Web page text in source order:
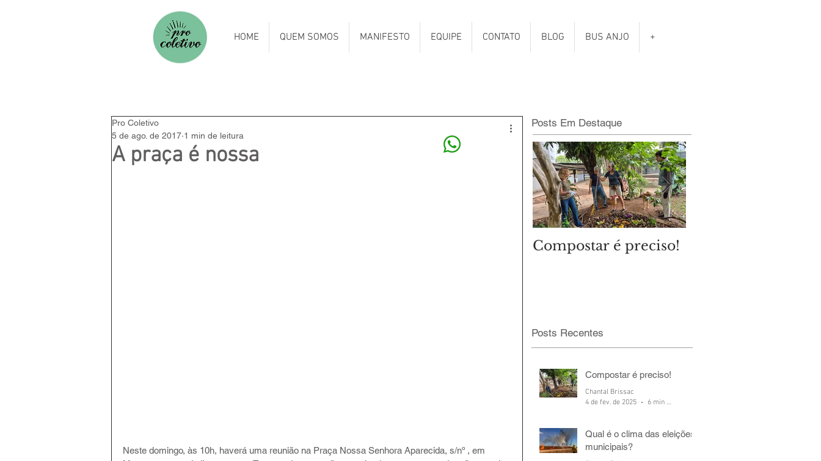
HOME QUEM SOMOS MANIFESTO EQUIPE CONTATO BLOG BUS ANJO +
A praça é nossa
Pro Coletivo
5 de ago. de 2017 1 min de leitura
Neste domingo, às 10h, haverá uma reunião na Praça Nossa Senhora Aparecida, s/nº , em
Posts Em Destaque
Compostar é preciso!
Posts Recentes
Compostar é preciso!
Chantal Brissac
4 de fev. de 2025
6 min de leitura
Qual é o clima das eleições
municipais?